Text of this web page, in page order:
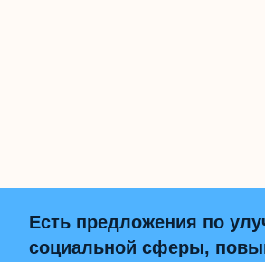
Есть предложения по
социальной сферы,